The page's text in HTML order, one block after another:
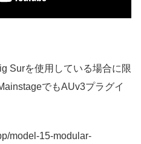
Surを使用している場合に限
でもAUv3プラグイ
model-15-modular-